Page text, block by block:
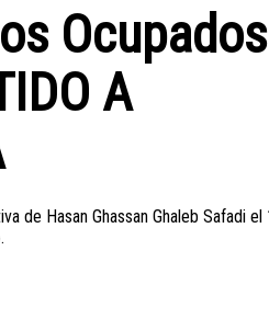
A
de Hasan Ghassan Ghaleb Safadi el